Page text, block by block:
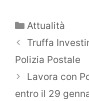
Categorie
Attualità
Truffa
Polizia Postale
Lavora con
entro il 29